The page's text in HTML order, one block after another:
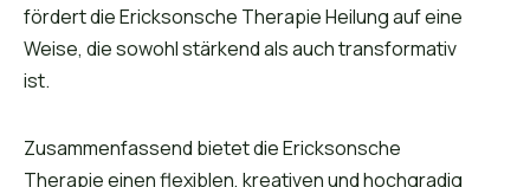
fördert die Ericksonsche Therapie Heilung auf eine
Weise, die sowohl stärkend als auch transformativ
ist.
Zusammenfassend bietet die Ericksonsche
Therapie einen flexiblen, kreativen und hochgradig